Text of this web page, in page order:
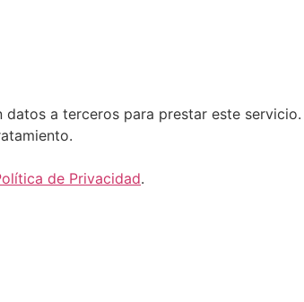
datos a terceros para prestar este
de Privacidad.